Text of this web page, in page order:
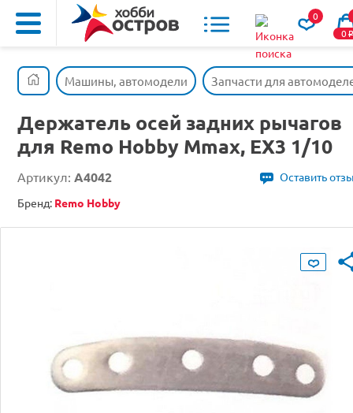
0
0o
Машины, автомодели Запчасти для
Держатель осей задних рычагов
для Remo Hobby Mmax, EX3 1/10
Артикул: A4042
Оставить
Бренд: Remo Hobby